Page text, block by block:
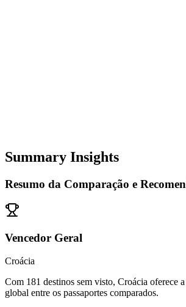
Summary Insights
Resumo da Comparação e
Vencedor Geral
Croácia
Com 181 destinos sem visto, Croácia oferece
global entre os passaportes comparados.